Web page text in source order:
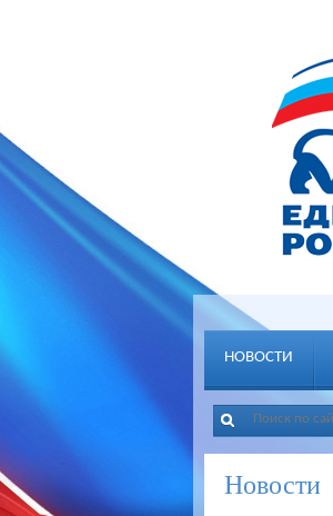
НОВОСТИ
Новости